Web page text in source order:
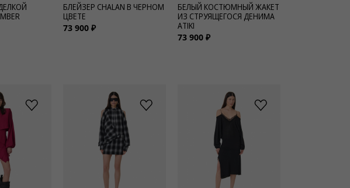
БЛЕЙЗЕР CHALAN В ЧЕРНОМ
ЦВЕТЕ
73 900 ₽
БЕЛЫЙ КОСТЮМНЫЙ ЖАКЕТ
ИЗ СТРУЯЩЕГОСЯ ДЕНИМА
ATIKI
73 900 ₽